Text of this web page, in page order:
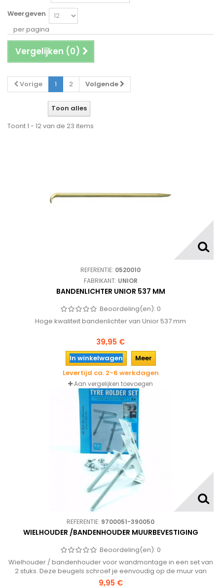
Weergeven
per pagina
Vergelijken (0)
Vorige 1 2 Volgende
Toon alles
Toont 1 - 12 van de 23 items
REFERENTIE: 0520010
FABRIKANT: UNIOR
BANDENLICHTER UNIOR 537 MM
Beoordeling(en): 0
Hoge kwaliteit bandenlichter van Unior 537 mm
39,95 €
In winkelwagen
Meer
Levertijd ca. 2-6 werkdagen
Aan vergelijken toevoegen
REFERENTIE: 9700051-390050
WIELHOUDER /BANDENHOUDER MUURBEVESTIGING
Beoordeling(en): 0
Wielhouder / bandenhouder voor wandmontage in een set van
2 stuks. Deze beugels schroef je eenvoudig op de muur van
bijvoorbeeld je garage om vervolgens de wielen van de auto
9,95 €